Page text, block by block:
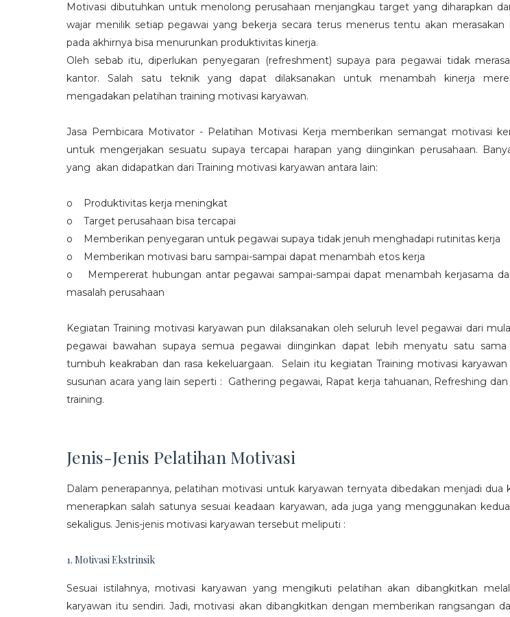
Motivasi dibutuhkan untuk menolong perusahaan menjangkau target yang diharapkan
wajar menilik setiap pegawai yang bekerja secara terus menerus tentu akan merasakan
pada akhirnya bisa menurunkan produktivitas kinerja.
Oleh sebab itu, diperlukan penyegaran (refreshment) supaya para pegawai tidak
kantor. Salah satu teknik yang dapat dilaksanakan untuk menambah kinerja
mengadakan pelatihan training motivasi karyawan.
Jasa Pembicara Motivator - Pelatihan Motivasi Kerja memberikan semangat motivasi
untuk mengerjakan sesuatu supaya tercapai harapan yang diinginkan perusahaan.
yang akan didapatkan dari Training motivasi karyawan antara lain:
o Produktivitas kerja meningkat
o Target perusahaan bisa tercapai
o Memberikan penyegaran untuk pegawai supaya tidak jenuh menghadapi rutinitas kerja
o Memberikan motivasi baru sampai-sampai dapat menambah etos kerja
o Mempererat hubungan antar pegawai sampai-sampai dapat menambah kerjasama
masalah perusahaan
Kegiatan Training motivasi karyawan pun dilaksanakan oleh seluruh level pegawai dari
pegawai bawahan supaya semua pegawai diinginkan dapat lebih menyatu satu sama
tumbuh keakraban dan rasa kekeluargaan. Selain itu kegiatan Training motivasi
susunan acara yang lain seperti : Gathering pegawai, Rapat kerja tahuanan, Refreshing
training.
Jenis-Jenis Pelatihan Motivasi
Dalam penerapannya, pelatihan motivasi untuk karyawan ternyata dibedakan menjadi dua
menerapkan salah satunya sesuai keadaan karyawan, ada juga yang menggunakan
sekaligus. Jenis-jenis motivasi karyawan tersebut meliputi :
1. Motivasi Ekstrinsik
Sesuai istilahnya, motivasi karyawan yang mengikuti pelatihan akan dibangkitkan
karyawan itu sendiri. Jadi, motivasi akan dibangkitkan dengan memberikan rangsangan